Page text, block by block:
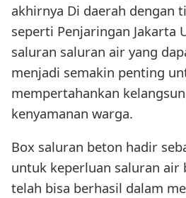
akhirnya Di daerah dengan
seperti Penjaringan Jakarta
saluran saluran air yang
menjadi semakin penting
mempertahankan
kenyamanan warga.
Box saluran beton hadir
untuk keperluan saluran air
telah bisa berhasil dalam